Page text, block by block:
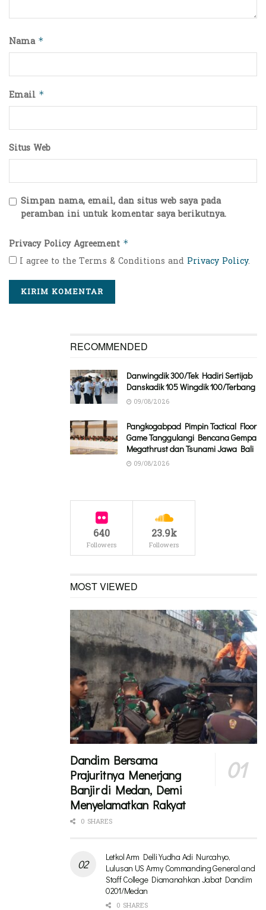
Nama *
Email *
Situs Web
Simpan nama, email, dan situs web saya pada
peramban ini untuk komentar saya berikutnya.
Privacy Policy Agreement *
I agree to the Terms & Conditions and Privacy Policy.
RECOMMENDED
Danwingdik 300/Tek Hadiri Sertijab
Danskadik 105 Wingdik 100/Terbang
09/08/2026
Pangkogabpad Pimpin Tactical Floor
Game Tanggulangi Bencana Gempa
Megathrust dan Tsunami Jawa Bali
09/08/2026
640
Followers
23.9k
Followers
MOST VIEWED
Dandim Bersama
Prajuritnya Menerjang
Banjir di Medan, Demi
Menyelamatkan Rakyat
0 SHARES
Letkol Arm Delli Yudha Adi Nurcahyo,
Lulusan US Army Commanding General and
Staff College Diamanahkan Jabat Dandim
0201/Medan
0 SHARES